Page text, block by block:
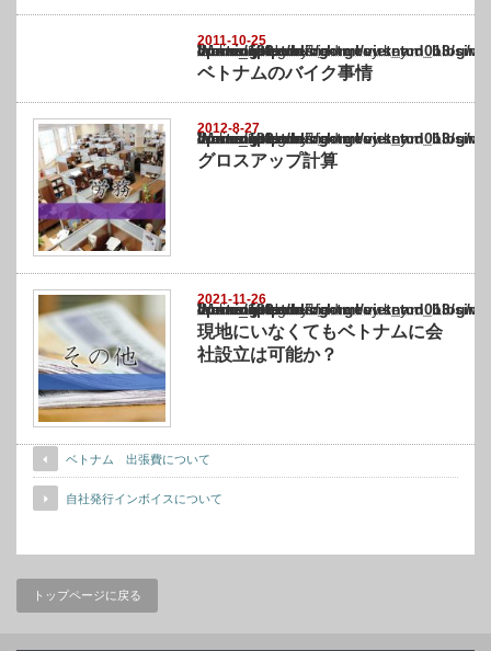
2011-10-25
Warning
: Undefined array key "show_category" in
/home/netst/kuno-cpa.co.jp/public_html/vietnam_blog/wp-content/themes/
on line183
ベトナムのバイク事情
2012-8-27
Warning
: Undefined array key "show_category" in
/home/netst/kuno-cpa.co.jp/public_html/vietnam_blog/wp-content/themes/
on line183
グロスアップ計算
2021-11-26
Warning
: Undefined array key "show_category" in
/home/netst/kuno-cpa.co.jp/public_html/vietnam_blog/wp-content/themes/
on line183
現地にいなくてもベトナムに会
社設立は可能か？
ベトナム 出張費について
自社発行インボイスについて
トップページに戻る